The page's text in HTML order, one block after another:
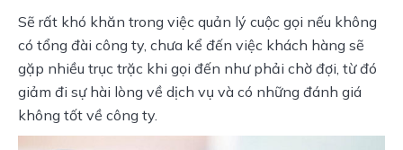
Sẽ rất khó khăn trong việc quản lý cuộc gọi nếu không
có tổng đài công ty, chưa kể đến việc khách hàng sẽ
gặp nhiều trục trặc khi gọi đến như phải chờ đợi, từ đó
giảm đi sự hài lòng về dịch vụ và có những đánh giá
không tốt về công ty.